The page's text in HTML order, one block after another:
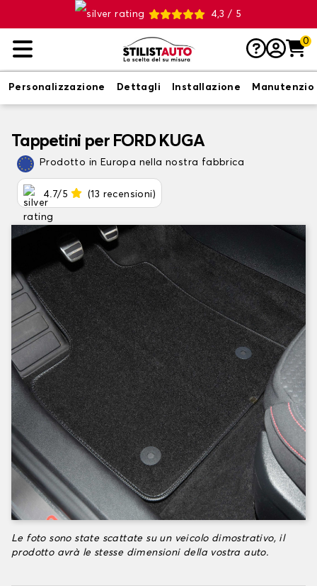
4,3 / 5
0
Personalizzazione Dettagli Installazione
Tappetini per FORD KUGA
Prodotto in Europa nella nostra fabbrica
4.7/5 (13 recensioni)
Le foto sono state scattate su un veicolo dimostrativo, il
prodotto avrà le stesse dimensioni della vostra auto.